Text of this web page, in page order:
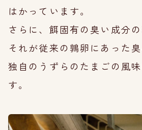
はかっています。
さらに、餌固有の臭い成分の
それが従来の鶉卵にあった
独自のうずらのたまごの風
す。